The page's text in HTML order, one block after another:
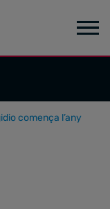
comença l’any